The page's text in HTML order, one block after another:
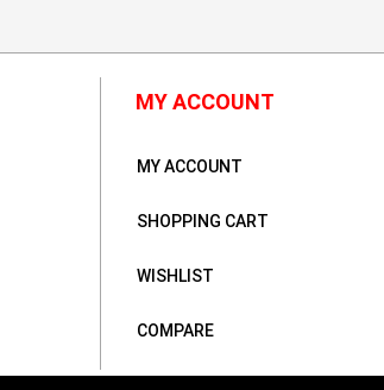
MY ACCOUNT
MY ACCOUNT
SHOPPING CART
WISHLIST
COMPARE